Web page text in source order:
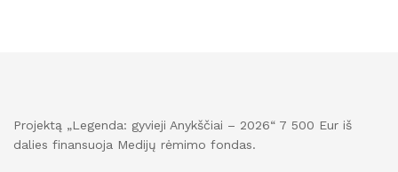
Projektą „Legenda: gyvieji Anykščiai – 2026“ 7 500 Eur iš
dalies finansuoja Medijų rėmimo fondas.